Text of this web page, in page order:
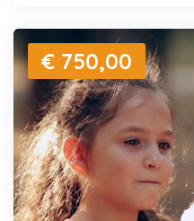
€ 750,00